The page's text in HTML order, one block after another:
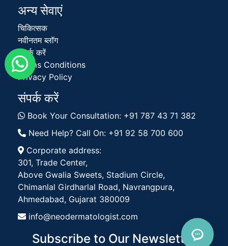
अन्य सेवाएं
चिकित्सक
नवीनतम ब्लॉग
संपर्क करें
Terms Conditions
Privacy Policy
संपर्क करें
Book Your Consultation: +91 787 43 71 382
Need Help? Call On: +91 92 58 700 600
Corporate address:
301, Trade Center,
Above Gwalia Sweets, Stadium Circle,
Chimanlal Girdharlal Road, Navrangpura,
Ahmedabad, Gujarat 380009
info@neodermatologist.com
Subscribe to Our Newsletter